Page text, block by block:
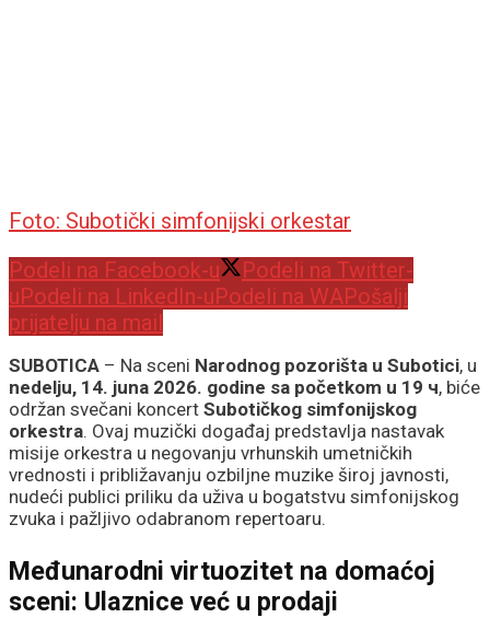
Foto: Subotički simfonijski orkestar
Podeli na Facebook-u
Podeli na Twitter-
u Podeli na LinkedIn-u Podeli na WAPošalji
prijatelju na mail
SUBOTICA – Na sceni Narodnog pozorišta u Subotici, u
nedelju, 14. juna 2026. godine sa početkom u 19 ч, biće
održan svečani koncert Subotičkog simfonijskog
orkestra. Ovaj muzički događaj predstavlja nastavak
misije orkestra u negovanju vrhunskih umetničkih
vrednosti i približavanju ozbiljne muzike široj javnosti,
nudeći publici priliku da uživa u bogatstvu simfonijskog
zvuka i pažljivo odabranom repertoaru.
Međunarodni virtuozitet na domaćoj
sceni: Ulaznice već u prodaji